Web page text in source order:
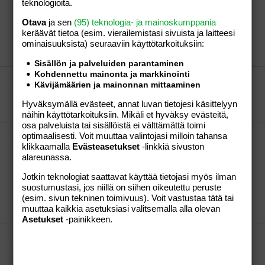
mulla on 2 viikkoa ollu menkat |O .jotta tänään soitin
vaikka loppus nyt sitten. Että enään en itteeni niitä
tuki.
Viesti #7 15.08.2007
onkohan nykyajan hirsitalot lämpimiä?
pillipulla
Viesti #2 12.08.2007 Osio:Aihe vapaa
Raskaana ja hb 102. Voinkohan ottaa 2 tablettia
Retaferia/päivässä?
voit ottaa..mutta mitäs jos kokeilisit maltoferin
tippoja saman aikasesti ja ananasmehun kanssa tai
jonkun mikä on c-vitaminoitu. Mä oon aikaa syöny
noita tippoja ja sparttosinen tapuja
pillipulla
Viesti #12 12.08.2007 Osio:Aihe vapaa
teknologioita.
Otavaja sen (95) teknologia- ja mainoskumppania
keräävät tietoa (esim. vierailemis­tasi sivuista ja laitteesi
ominaisuuk­sista) seuraaviin käyttötarkoituksiin:
Sisällön ja palveluiden parantaminen
Kohdennettu mainonta ja markkinointi
Kävijämäärien ja mainonnan mittaaminen
Hyväksymällä evästeet, annat luvan tietojesi käsittelyyn
näihin käyttötarkoituksiin. Mikäli et hyväksy evästeitä,
osa palveluista tai sisällöistä ei välttämättä toimi
optimaalisesti. Voit muuttaa valintojasi milloin tahansa
klikkaamalla Evästeasetukset -linkkiä sivuston
alareunassa.
Jotkin teknologiat saattavat käyttää tietojasi myös ilman
suostumustasi, jos niillä on siihen oikeutettu peruste
(esim. sivun tekninen toimivuus). Voit vastustaa tätä tai
muuttaa kaikkia asetuksiasi valitsemalla alla olevan
Asetukset -painikkeen.